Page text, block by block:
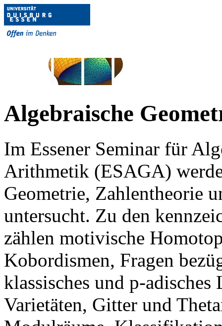
Algebraische
Im Essener Seminar für
Arithmetik (ESAGA)
Geometrie, Zahlentheorie
untersucht. Zu den
zählen motivische
Kobordismen, Fragen
klassisches und p-
Varietäten, Gitter und